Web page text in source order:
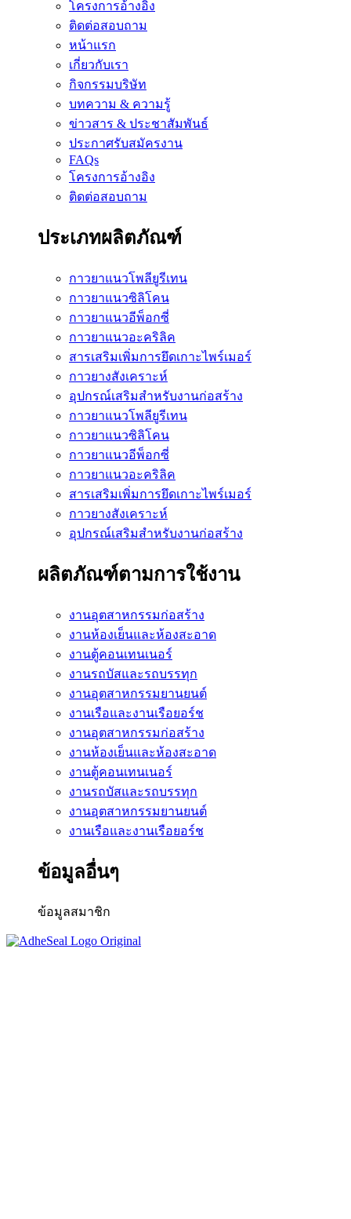
โครงการอ้างอิง
ติดต่อสอบถาม
หน้าแรก
เกี่ยวกับเรา
กิจกรรมบริษัท
บทความ & ความรู้
ข่าวสาร & ประชาสัมพันธ์
ประกาศรับสมัครงาน
FAQs
โครงการอ้างอิง
ติดต่อสอบถาม
ประเภทผลิตภัณฑ์
กาวยาแนวโพลียูรีเทน
กาวยาแนวซิลิโคน
กาวยาแนวอีพ็อกซี่
กาวยาแนวอะคริลิค
สารเสริมเพิ่มการยึดเกาะไพร์เมอร์
กาวยางสังเคราะห์
อุปกรณ์เสริมสำหรับงานก่อสร้าง
กาวยาแนวโพลียูรีเทน
กาวยาแนวซิลิโคน
กาวยาแนวอีพ็อกซี่
กาวยาแนวอะคริลิค
สารเสริมเพิ่มการยึดเกาะไพร์เมอร์
กาวยางสังเคราะห์
อุปกรณ์เสริมสำหรับงานก่อสร้าง
ผลิตภัณฑ์ตามการใช้งาน
งานอุตสาหกรรมก่อสร้าง
งานห้องเย็นและห้องสะอาด
งานตู้คอนเทนเนอร์
งานรถบัสและรถบรรทุก
งานอุตสาหกรรมยานยนต์
งานเรือและงานเรือยอร์ช
งานอุตสาหกรรมก่อสร้าง
งานห้องเย็นและห้องสะอาด
งานตู้คอนเทนเนอร์
งานรถบัสและรถบรรทุก
งานอุตสาหกรรมยานยนต์
งานเรือและงานเรือยอร์ช
ข้อมูลอื่นๆ
ข้อมูลสมาชิก